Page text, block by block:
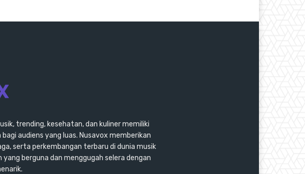
trending, kesehatan, dan kuliner memiliki
audiens yang luas. Nusavox memberikan
serta perkembangan terbaru di dunia musik
berguna dan menggugah selera dengan